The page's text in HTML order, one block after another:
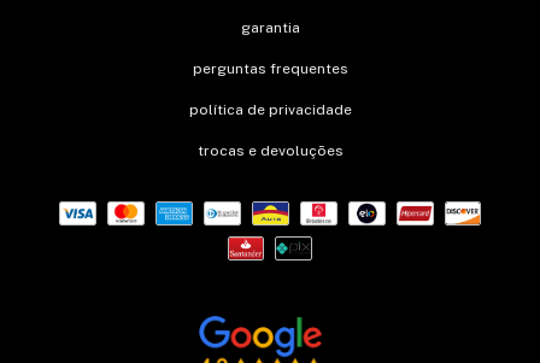
garantia
perguntas frequentes
política de privacidade
trocas e devoluções